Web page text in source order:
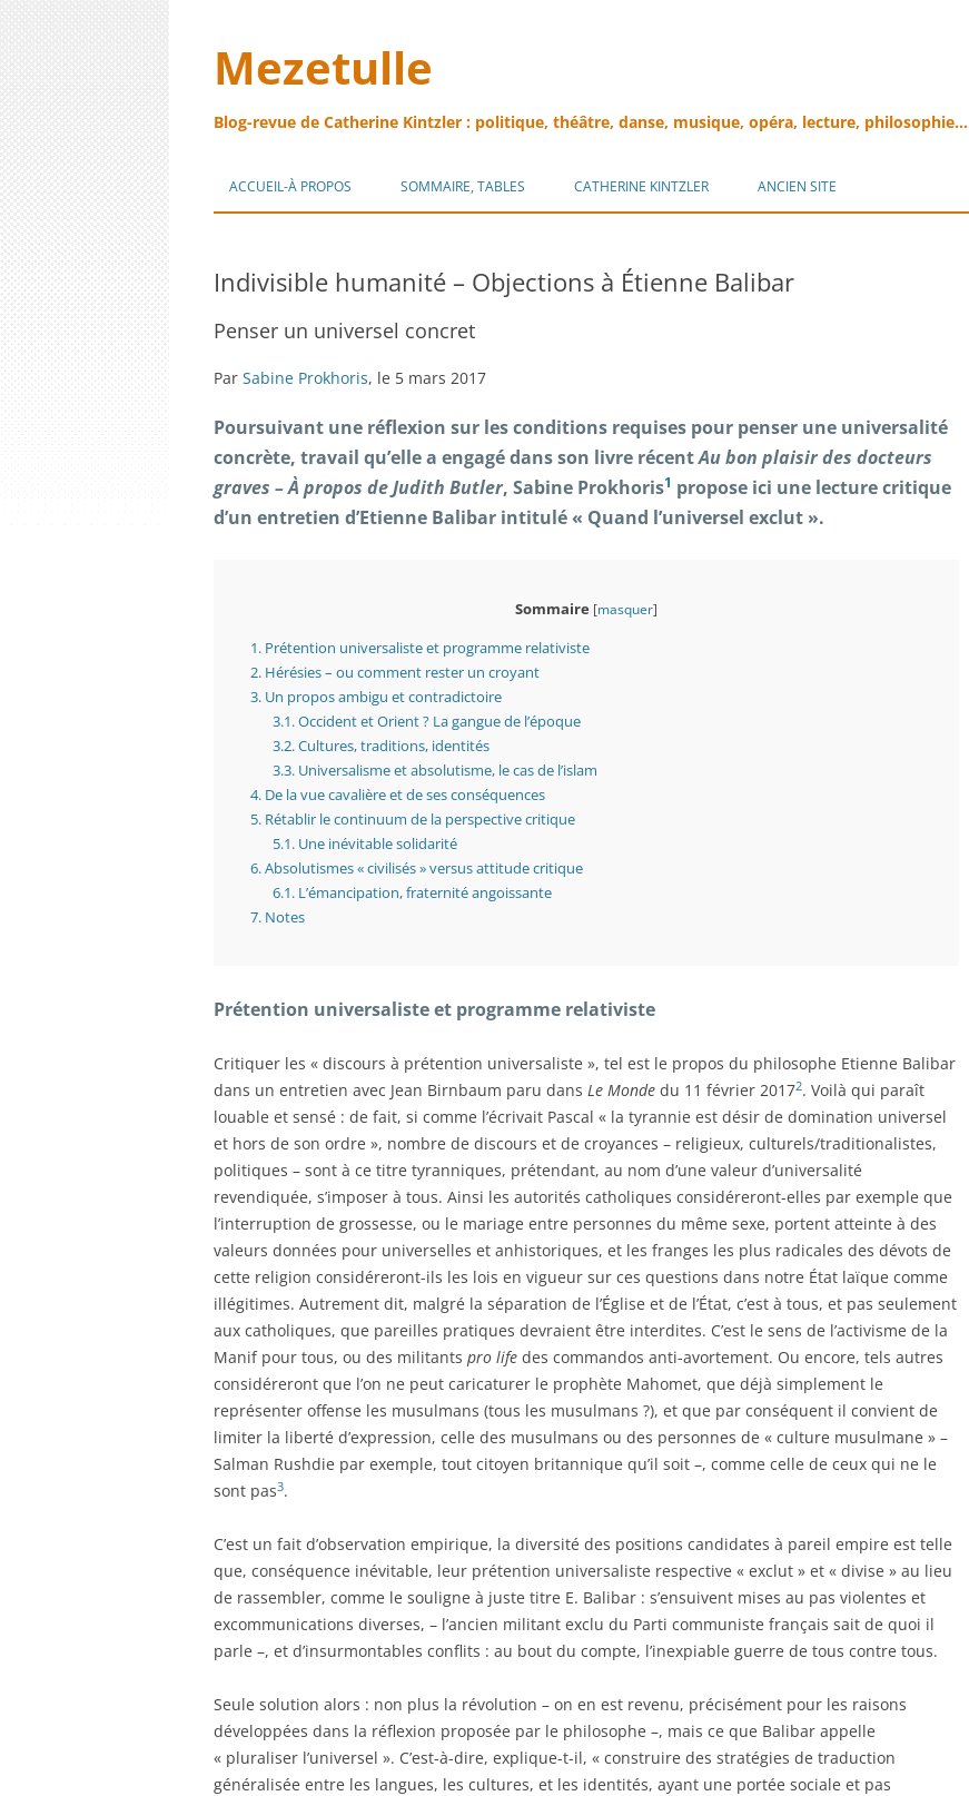
Mezetulle
Blog-revue de Catherine Kintzler : politique, théâtre, danse, musique, opéra, lecture, philosophie…
au
ACCUEIL-À PROPOS SOMMAIRE, TABLES CATHERINE KINTZLER ANCIEN SITE
Indivisible humanité – Objections à Étienne Balibar
Penser un universel concret
Par Sabine Prokhoris, le 5 mars 2017
Poursuivant une réflexion sur les conditions requises pour penser une universalité
concrète, travail qu’elle a engagé dans son livre récentAu bon plaisir des docteurs
graves – À propos de Judith Butler, Sabine Prokhoris1 propose ici une lecture critique
d’un entretien d’Etienne Balibar intitulé « Quand l’universel exclut ».
Sommaire [masquer]
1. Prétention universaliste et programme relativiste
2. Hérésies – ou comment rester un croyant
3. Un propos ambigu et contradictoire
3.1.Occident et Orient ? La gangue de l’époque
3.2.Cultures, traditions, identités
3.3.Universalisme et absolutisme, le cas de l’islam
4. De la vue cavalière et de ses conséquences
5. Rétablir le continuum de la perspective critique
5.1.Une inévitable solidarité
6.Absolutismes « civilisés » versus attitude critique
6.1.L’émancipation, fraternité angoissante
7. Notes
Prétention universaliste et programme relativiste
Critiquer les « discours à prétention universaliste », tel est le propos du philosophe Etienne Balibar
dans un entretien avec Jean Birnbaum paru dans Le Monde du 11 février 20172. Voilà qui paraît
louable et sensé : de fait, si comme l’écrivait Pascal « la tyrannie est désir de domination universel
et hors de son ordre », nombre de discours et de croyances – religieux, culturels/traditionalistes,
politiques – sont à ce titre tyranniques, prétendant, au nom d’une valeur d’universalité
revendiquée, s’imposer à tous. Ainsi les autorités catholiques considéreront-elles par exemple que
l’interruption de grossesse, ou le mariage entre personnes du même sexe, portent atteinte à des
valeurs données pour universelles et anhistoriques, et les franges les plus radicales des dévots de
cette religion considéreront-ils les lois en vigueur sur ces questions dans notre État laïque comme
illégitimes. Autrement dit, malgré la séparation de l’Église et de l’État, c’est à tous, et pas seulement
aux catholiques, que pareilles pratiques devraient être interdites. C’est le sens de l’activisme de la
Manif pour tous, ou des militants pro life des commandos anti-avortement. Ou encore, tels autres
considéreront que l’on ne peut caricaturer le prophète Mahomet, que déjà simplement le
représenter offense les musulmans (tous les musulmans ?), et que par conséquent il convient de
limiter la liberté d’expression, celle des musulmans ou des personnes de « culture musulmane » –
Salman Rushdie par exemple, tout citoyen britannique qu’il soit –, comme celle de ceux qui ne le
sont pas3.
C’est un fait d’observation empirique, la diversité des positions candidates à pareil empire est telle
que, conséquence inévitable, leur prétention universaliste respective « exclut » et « divise » au lieu
de rassembler, comme le souligne à juste titre E. Balibar : s’ensuivent mises au pas violentes et
excommunications diverses, – l’ancien militant exclu du Parti communiste français sait de quoi il
parle –, et d’insurmontables conflits : au bout du compte, l’inexpiable guerre de tous contre tous.
Seule solution alors : non plus la révolution – on en est revenu, précisément pour les raisons
développées dans la réflexion proposée par le philosophe –, mais ce que Balibar appelle
« pluraliser l’universel ». C’est-à-dire, explique-t-il, « construire des stratégies de traduction
généralisée entre les langues, les cultures, et les identités, ayant une portée sociale et pas